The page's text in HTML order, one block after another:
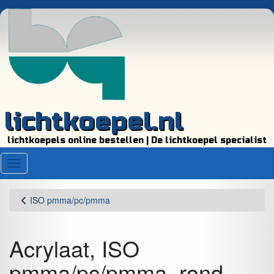
lichtkoepel.nl
lichtkoepels online bestellen | De lichtkoepel specialist
Menu
ISO pmma/pc/pmma
Acrylaat, ISO